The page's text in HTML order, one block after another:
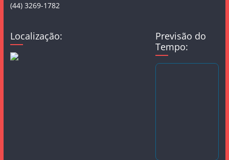
(44) 3269-1782
Localização:
Previsão do
Tempo: